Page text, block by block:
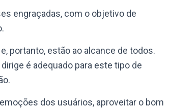
engraçadas, com o objetivo de
portanto, estão ao alcance de todos.
é adequado para este tipo de
dos usuários, aproveitar o bom